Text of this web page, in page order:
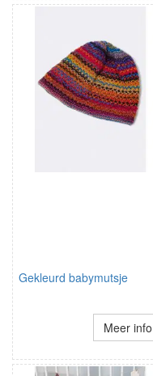
Gekleurd babymutsje
Meer info